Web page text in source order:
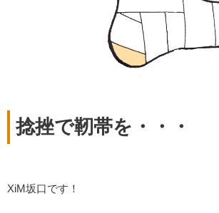
捻挫で靭帯を・・・
XiM坂口です！